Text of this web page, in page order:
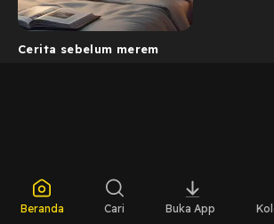
Cerita sebelum merem
Beranda Cari Buka App